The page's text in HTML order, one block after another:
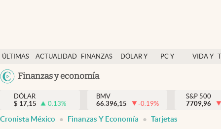
ÚLTIMAS
NOTICIAS
ACTUALIDAD
FINANZAS
DÓLAR Y
PC Y
VIDA Y
México
Finanzas y economía
Actualidad
Finanzas y economía
Dólar y mercados
DÓLAR
$ 17,15 0.13%
BMV
66.396,15
-0.19%
S&P 500
7709,96
Cronista México Finanzas Y Economía Tarjetas